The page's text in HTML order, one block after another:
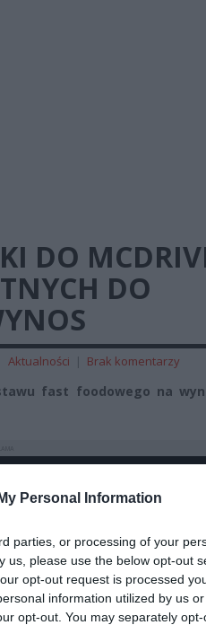
Personal Information
parties, or processing of your
us, please use the below opt-out
opt-out request is processed
information utilized by us
opt-out. You may separately
DO
DO
Aktualności | Brak komentarzy
fast foodowego na
Play